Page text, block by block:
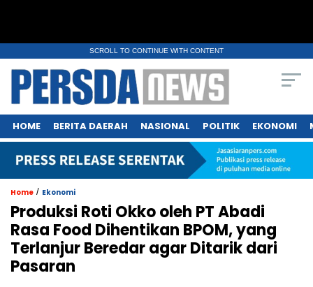
SCROLL TO CONTINUE WITH CONTENT
HOME BERITA DAERAH NASIONAL POLITIK EKONOMI
Home / Ekonomi
Produksi Roti Okko oleh PT Abadi
Rasa Food Dihentikan BPOM, yang
Terlanjur Beredar agar Ditarik dari
Pasaran